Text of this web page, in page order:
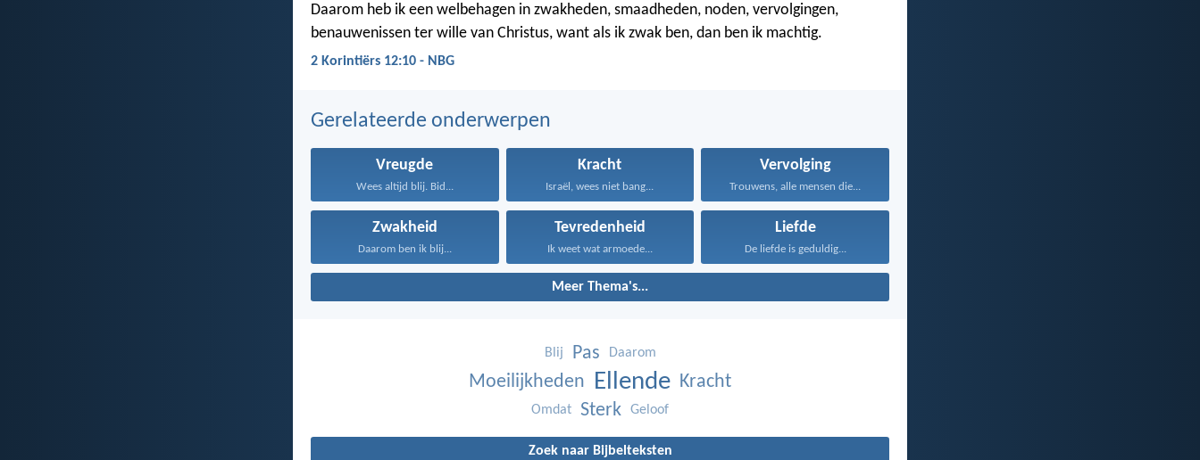
Daarom heb ik een welbehagen in zwakheden, smaadheden, noden, vervolgingen,
benauwenissen ter wille van Christus, want als ik zwak ben, dan ben ik machtig.
2 Korintiërs 12:10 - NBG
Gerelateerde onderwerpen
Vreugde
Wees altijd blij. Bid...
Kracht
Israël, wees niet bang...
Vervolging
Trouwens, alle mensen die...
Zwakheid
Daarom ben ik blij...
Tevredenheid
Ik weet wat armoede...
Liefde
De liefde is geduldig...
Meer Thema's...
Blij Pas Daarom
Moeilijkheden Ellende Kracht
Omdat Sterk Geloof
Zoek naar Bijbelteksten